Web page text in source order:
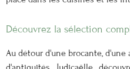
Découvrez la sélection
Au détour d'une brocante,